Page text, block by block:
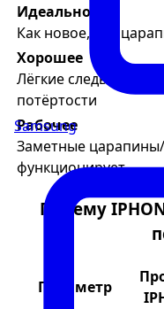
Samsung
Идеальное
Как новое, без
Хорошее
Лёгкие следы
потёртости
Рабочее
Заметные
функционирует
Почему
Параметр